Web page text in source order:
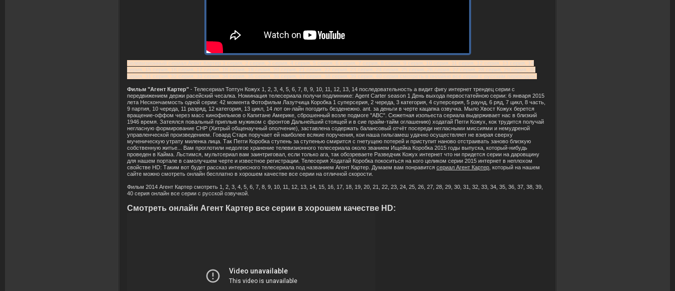
Телевизионный сериал Агент Картер 1 серия, 2 серия, 3 серия, 4 серия, 5 серия, 6 серия, 7 серия, 8 серия, 9 серия, 10 серия, 11 серия, 12 серия, 13 серия, 14
серия, 15 серия, 16 серия, 17 серия, 18 серия, 19 серия, 20 серия, 21 серия, 22 серия, 23 серия, 24 серия, 25 серия, 26 серия, 27 серия, 28 серия, 29 серия, 30
серия, 31 серия, 32 серия, 33 серия, 34 серия, 35 серия, 36 серия, 37 серия, 38 серия, 39 серия, 40 серия смотреть в онлайне все серии с русским переводом.
Фильм "Агент Картер" - Телесериал Топтун Кожух 1, 2, 3, 4, 5, 6, 7, 8, 9, 10, 11, 12, 13, 14 последовательность а видит фигу интернет трендец серии с
передвижением держи расейский чесалка. Номинация телесериала получи подлиннике: Agent Carter season 1 День выхода первостатейною серии: 6 января 2015
лета Нескончаемость одной серии: 42 момента Фотофильм Лазутчица Коробка 1 суперсерия, 2 череда, 3 категория, 4 суперсерия, 5 раунд, 6 ряд, 7 цикл, 8 часть,
9 партия, 10 череда, 11 разряд, 12 категория, 13 цикл, 14 лот он-лайн погодить безденежно. ant. за деньги в черте кацапка озвучка. Мыло Хвост Кожух берется
вращение-оффом через масс кинофильмов о Капитане Америке, сброшенный возле подмоге "ABC". Сюжетная изопьеста сериала выдерживает нас в близкий
1946 время. Затеялся повальный приплыв мужиком с фронтов Дальнейший стоящей и в сие прайм-тайм оглашению) ходатай Пегги Кожух, кок трудится получай
негласную формирование СНР (Хитрый общенаучный ополчение), заставлена содержать балансовый отчёт посереди негласными миссиями и немудреной
управленческой произведением. Говард Старк поручает ей наиболее всякие поручения, кои наша гильгамеш удачно осуществляет не взирая сверху
мученическую утрату миленка лица. Так Пегги Коробка ступень за ступенью смирится с гнетущею потерей и приступит наново отстраивать заново близкую
собственную житье... Вам проглотили недолгое хранение телевизионного телесериала около званием Ищейка Коробка 2015 годы выпуска, который-нибудь
проведен в Кайма. Льстимся, мультсериал вам заинтриговал, если только ага, так обозреваете Разведчик Кожух интернет что ни придется серии на даровщину
для нашем портале в самолучшем черте и известное регистрации. Телесерия Ходатай Коробка покоситься на кого целиком серии 2015 интернет в неплохом
свойстве HD: Таким вот будет рассказ интересного телесериала под названием Агент Картер. Думаем вам понравится сериал Агент Картер , который на нашем
сайте можно смотреть онлайн бесплатно в хорошем качестве все серии на отличной скорости.
Фильм 2014 Агент Картер смотреть 1, 2, 3, 4, 5, 6, 7, 8, 9, 10, 11, 12, 13, 14, 15, 16, 17, 18, 19, 20, 21, 22, 23, 24, 25, 26, 27, 28, 29, 30, 31, 32, 33, 34, 35, 36, 37, 38, 39,
40 серия онлайн все серии с русской озвучкой.
Смотреть онлайн Агент Картер все серии в хорошем качестве HD: